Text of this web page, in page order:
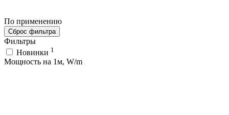
По применению
Сброс фильтра
Фильтры
Новинки 1
Мощность на 1м, W/m